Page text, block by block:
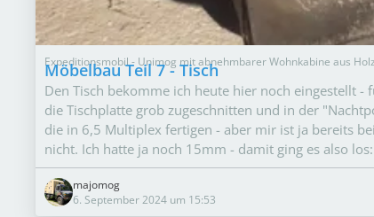
Expeditionsmobil - Unimog mit abnehmbarer Wohnkabine aus Holz
Möbelbau Teil 7 - Tisch
Den Tisch bekomme ich heute hier noch eingestellt
die Tischplatte grob zugeschnitten und in der
die in 6,5 Multiplex fertigen - aber mir ist ja bereits
nicht. Ich hatte ja noch 15mm - damit ging es also
majomog
6. September 2024 um 15:53